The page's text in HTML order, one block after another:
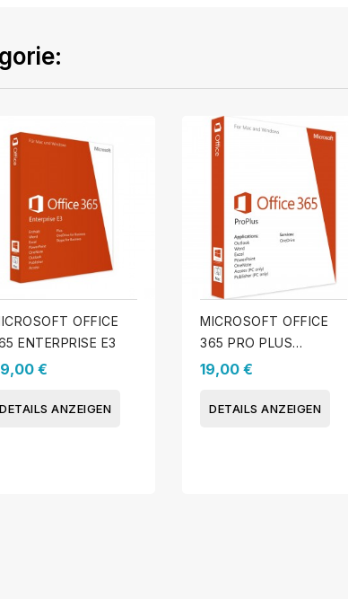
OFFICE
ENTERPRISE E3
€
DETAILS ANZEIGEN
MICROSOFT OFFICE
365 PRO PLUS
(WINDOWS & MAC)
19,00 €
DETAILS ANZEIGEN